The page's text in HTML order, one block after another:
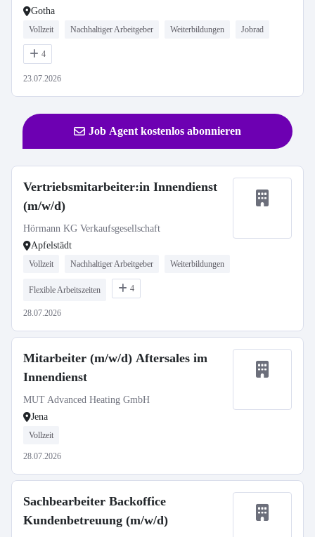
Gotha
Vollzeit Nachhaltiger Arbeitgeber Weiterbildungen Jobrad
4
23.07.2026
Job Agent kostenlos abonnieren
Vertriebsmitarbeiter:in Innendienst
(m/w/d)
Hörmann KG Verkaufsgesellschaft
Apfelstädt
Vollzeit Nachhaltiger Arbeitgeber Weiterbildungen
Flexible Arbeitszeiten 4
28.07.2026
Mitarbeiter (m/w/d) Aftersales im
Innendienst
MUT Advanced Heating GmbH
Jena
Vollzeit
28.07.2026
Sachbearbeiter Backoffice
Kundenbetreuung (m/w/d)